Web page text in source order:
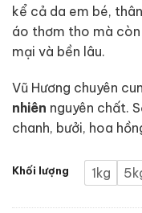
kể cả da em bé,
áo thơm tho mà
mại và bền lâu.
Vũ Hương chuyên
nhiên nguyên chất.
chanh, bưởi, hoa
Khối lượng 1kg